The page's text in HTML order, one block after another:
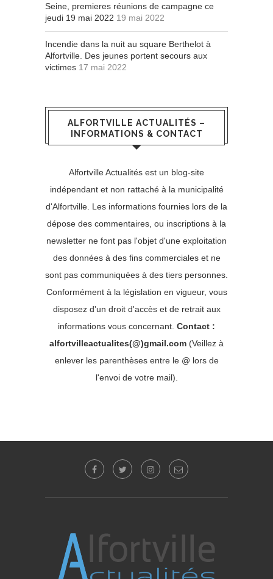
Seine, premieres réunions de campagne ce
jeudi 19 mai 2022 19 mai 2022
Incendie dans la nuit au square Berthelot à
Alfortville. Des jeunes portent secours aux
victimes 17 mai 2022
ALFORTVILLE ACTUALITÉS –
INFORMATIONS & CONTACT
Alfortville Actualités est un blog-site
indépendant et non rattaché à la municipalité
d'Alfortville. Les informations fournies lors de la
dépose des commentaires, ou inscriptions à la
newsletter ne font pas l'objet d'une exploitation
des données à des fins commerciales et ne
sont pas communiquées à des tiers personnes.
Conformément à la législation en vigueur, vous
disposez d'un droit d'accès et de retrait aux
informations vous concernant. Contact :
alfortvilleactualites(@)gmail.com (Veillez à
enlever les parenthèses entre le @ lors de
l'envoi de votre mail).